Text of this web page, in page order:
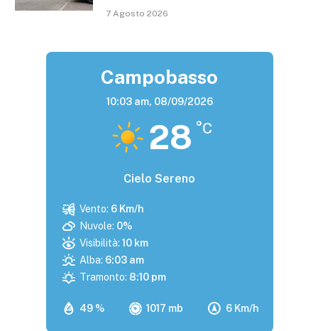
7 Agosto 2026
Campobasso
10:03 am, 08/09/2026
28 °C
Cielo Sereno
49 % 1017 mb 6 Km/h
Vento: 6 Km/h
Nuvole: 0%
Visibilità: 10 km
Alba: 6:03 am
Tramonto: 8:10 pm